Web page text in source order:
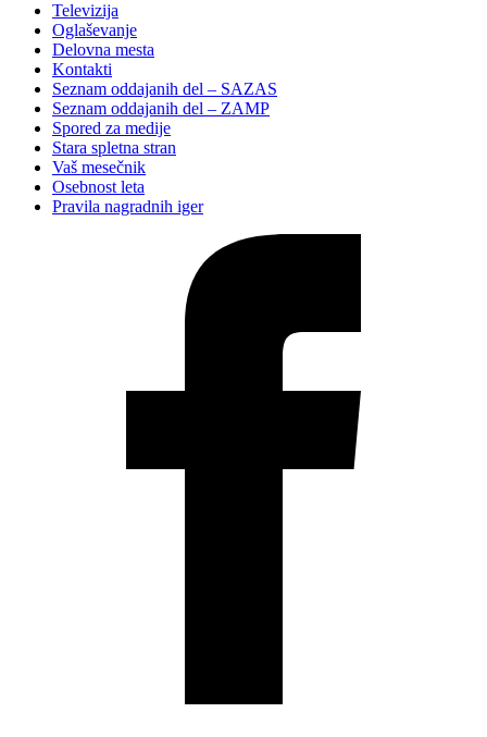
Televizija
Oglaševanje
Delovna mesta
Kontakti
Seznam oddajanih del – SAZAS
Seznam oddajanih del – ZAMP
Spored za medije
Stara spletna stran
Vaš mesečnik
Osebnost leta
Pravila nagradnih iger